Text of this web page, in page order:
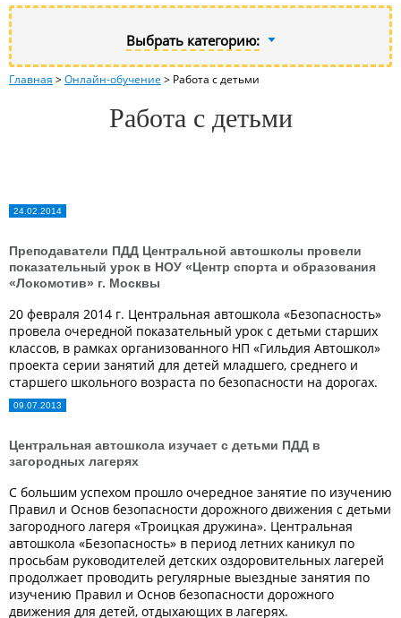
Выбрать категорию:
Главная >Онлайн-обучение > Работа с детьми
Работа с детьми
24.02.2014
Преподаватели ПДД Центральной автошколы провели
показательный урок в НОУ «Центр спорта и образования
«Локомотив» г. Москвы
20 февраля 2014 г. Центральная автошкола «Безопасность»
провела очередной показательный урок с детьми старших
классов, в рамках организованного НП «Гильдия Автошкол»
проекта серии занятий для детей младшего, среднего и
старшего школьного возраста по безопасности на дорогах.
09.07.2013
Центральная автошкола изучает с детьми ПДД в
загородных лагерях
С большим успехом прошло очередное занятие по изучению
Правил и Основ безопасности дорожного движения с детьми
загородного лагеря «Троицкая дружина». Центральная
автошкола «Безопасность» в период летних каникул по
просьбам руководителей детских оздоровительных лагерей
продолжает проводить регулярные выездные занятия по
изучению Правил и Основ безопасности дорожного
движения для детей, отдыхающих в лагерях.